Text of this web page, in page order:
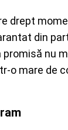
drept
din
nu
o mare de